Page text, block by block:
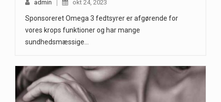
admin okt 24, 2023
Sponsoreret Omega 3 fedtsyrer er afgørende for
vores krops funktioner og har mange
sundhedsmæssige…